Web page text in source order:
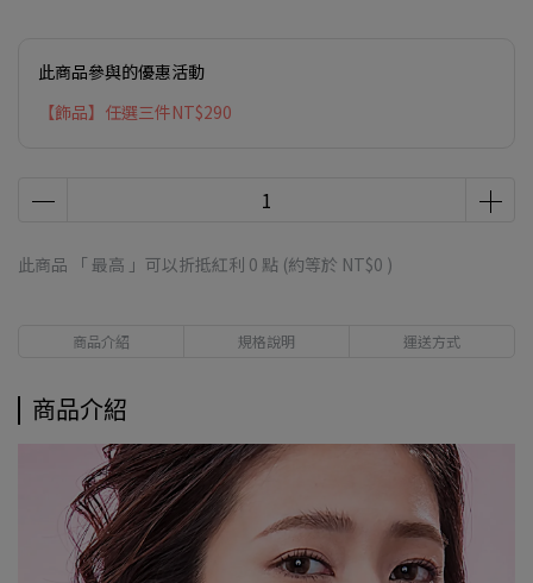
此商品參與的優惠活動
【飾品】任選三件NT$290
此商品 「 最高 」可以折抵紅利 0 點 (約等於 NT$0 )
商品介紹 規格說明 運送方式
商品介紹